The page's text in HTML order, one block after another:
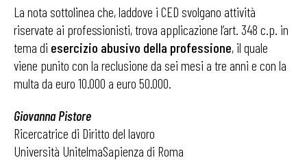
La nota sottolinea che, laddove i CED svolgano attività
riservate ai professionisti, trova applicazione l’art. 348 c.p. in
tema di esercizio abusivo della professione, il quale
viene punito con la reclusione da sei mesi a tre anni e con la
multa da euro 10.000 a euro 50.000.
Giovanna Pistore
Ricercatrice di Diritto del lavoro
Università UnitelmaSapienza di Roma